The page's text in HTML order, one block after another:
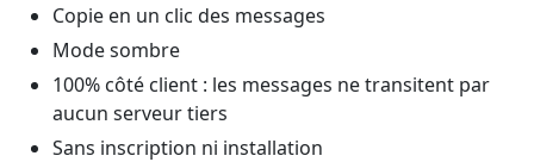
Copie en un clic des messages
Mode sombre
100% côté client : les messages ne transitent par
aucun serveur tiers
Sans inscription ni installation